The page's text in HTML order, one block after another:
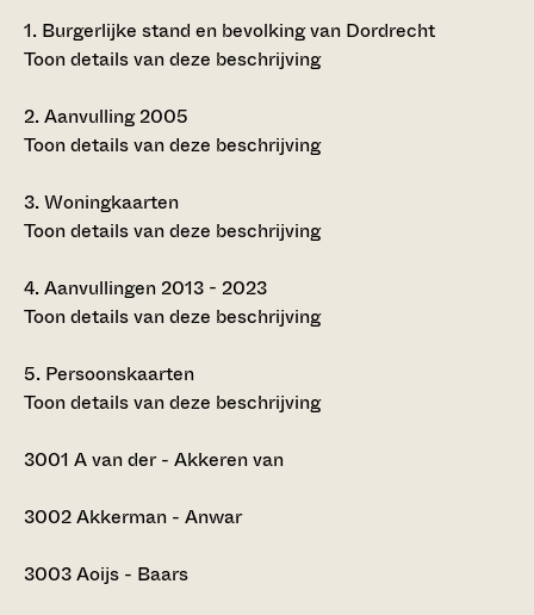
1. Burgerlijke stand en bevolking van Dordrecht
Toon details van deze beschrijving
2.Aanvulling 2005
Toon details van deze beschrijving
3.Woningkaarten
Toon details van deze beschrijving
4.Aanvullingen 2013 - 2023
Toon details van deze beschrijving
5. Persoonskaarten
Toon details van deze beschrijving
3001 A van der - Akkeren van
3002Akkerman - Anwar
3003Aoijs - Baars